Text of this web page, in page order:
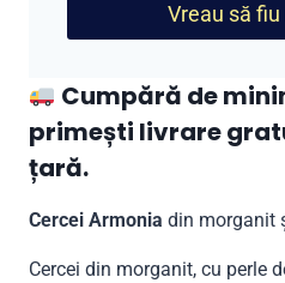
Vreau să
Cumpără de
primești livrare
țară.
Cercei Armonia din morganit
Cercei din morganit, cu perle